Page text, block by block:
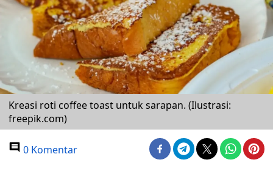
Kreasi roti coffee toast untuk sarapan. (Ilustrasi:
freepik.com)
0 Komentar